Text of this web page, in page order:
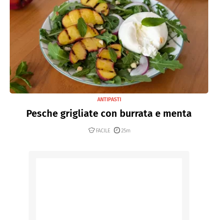
ANTIPASTI
Pesche grigliate con burrata e menta
FACILE 25m